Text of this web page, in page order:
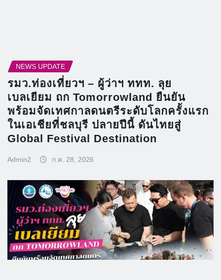
NEWS UPDATE
รมว.ท่องเที่ยวฯ – ผู้ว่าฯ ททท. ลุย
เบลเยียม ถก Tomorrowland ยืนยัน
พร้อมจัดเทศกาลดนตรีระดับโลกครั้งแรก
ในเอเชียที่ชลบุรี ปลายปีนี้ ดันไทยสู่
Global Festival Destination
Admin2 ก.ค. 28, 2026